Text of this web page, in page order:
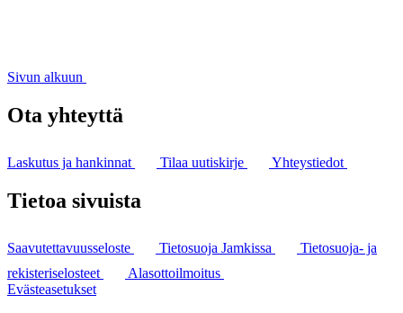
Sivun alkuun
Ota yhteyttä
Laskutus ja hankinnat Tilaa uutiskirje Yhteystiedot
Tietoa sivuista
Saavutettavuusseloste Tietosuoja Jamkissa
Tietosuoja- ja
rekisteriselosteet
Alasottoilmoitus
Evästeasetukset